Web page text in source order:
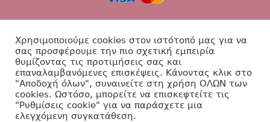
Τρόποι αποστολής Τρόποι πληρωμής
Επιστροφές Πολιτική Απορρήτου
Επικοινωνία
Χρησιμοποιούμε cookies στον ιστότοπό μας για να
σας προσφέρουμε την πιο σχετική εμπειρία
θυμίζοντας τις προτιμήσεις σας και
επαναλαμβανόμενες επισκέψεις. Κάνοντας κλικ στο
"Αποδοχή όλων", συναινείτε στη χρήση ΟΛΩΝ των
cookies. Ωστόσο, μπορείτε να επισκεφτείτε τις
"Ρυθμίσεις cookie" για να παράσχετε μια
ελεγχόμενη συγκατάθεση.